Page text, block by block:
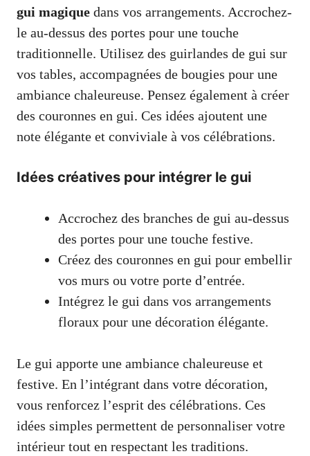
gui magique dans vos arrangements. Accrochez-
le au-dessus des portes pour une touche
traditionnelle. Utilisez des guirlandes de gui sur
vos tables, accompagnées de bougies pour une
ambiance chaleureuse. Pensez également à créer
des couronnes en gui. Ces idées ajoutent une
note élégante et conviviale à vos célébrations.
Idées créatives pour intégrer le gui
Accrochez des branches de gui au-dessus
des portes pour une touche festive.
Créez des couronnes en gui pour embellir
vos murs ou votre porte d’entrée.
Intégrez le gui dans vos arrangements
floraux pour une décoration élégante.
Le gui apporte une ambiance chaleureuse et
festive. En l’intégrant dans votre décoration,
vous renforcez l’esprit des célébrations. Ces
idées simples permettent de personnaliser votre
intérieur tout en respectant les traditions.